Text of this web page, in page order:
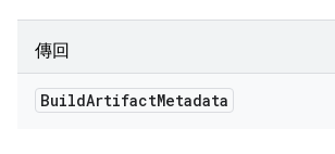
傳回
BuildArtifactMetadata